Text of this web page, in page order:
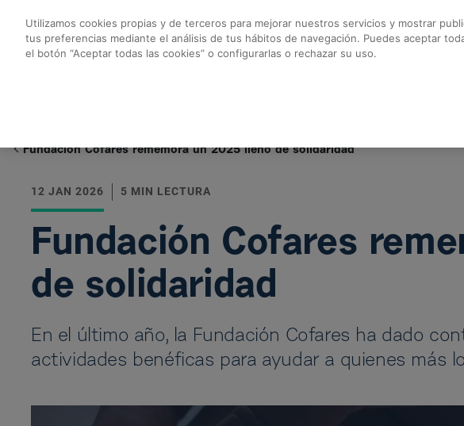
CONTACTO
Fundación Cofares
Fundación Cofares rememora un 2025 lleno de solidaridad
12 JAN 2026 5 MIN LECTURA
Fundación Cofares
de solidaridad
En el último año, la Fundación Cofares ha dado
actividades benéficas para ayudar a quienes más
Utilizamos cookies propias y de terceros para mejorar nuestros servicios y mostrar
tus preferencias mediante el análisis de tus hábitos de navegación. Puedes aceptar
el botón “Aceptar todas las cookies” o configurarlas o rechazar su uso.